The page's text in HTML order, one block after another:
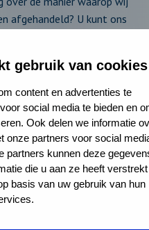
gebruik van cookies
content en advertenties te
social media te bieden en
Ook delen we informatie
onze partners voor social
partners kunnen deze
die u aan ze heeft
basis van uw gebruik van hun
afgehandeld? U kunt ons
over de
Kijk op
voor meer informatie.